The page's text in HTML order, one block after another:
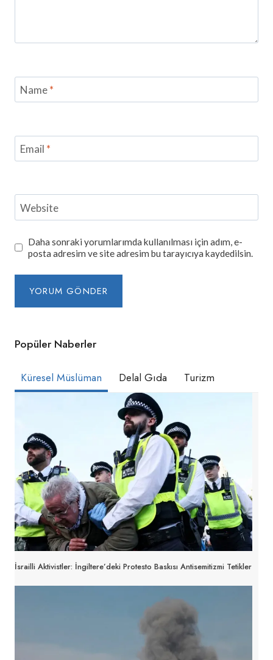
Name*
Email *
Website
Daha sonraki yorumlarımda kullanılması için adım, e-
posta adresim ve site adresim bu tarayıcıya kaydedilsin.
Popüler Naberler
Küresel Müslüman Delal Gıda Turizm
İsrailli Aktivistler: İngiltere’deki Protesto Baskısı Antisemitizmi Tetikler